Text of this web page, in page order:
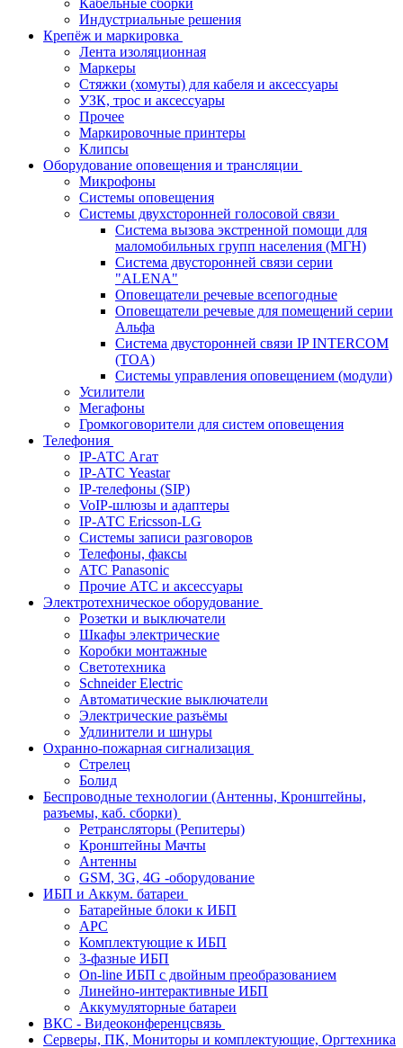
Кабельные сборки
Индустриальные решения
Крепёж и маркировка
Лента изоляционная
Маркеры
Стяжки (хомуты) для кабеля и аксессуары
УЗК, трос и аксессуары
Прочее
Маркировочные принтеры
Клипсы
Оборудование оповещения и трансляции
Микрофоны
Системы оповещения
Системы двухсторонней голосовой связи
Система вызова экстренной помощи для
маломобильных групп населения (МГН)
Система двусторонней связи серии
"ALENA"
Оповещатели речевые всепогодные
Оповещатели речевые для помещений серии
Альфа
Система двусторонней связи IP INTERCOM
(TOA)
Системы управления оповещением (модули)
Усилители
Мегафоны
Громкоговорители для систем оповещения
Телефония
IP-АТС Агат
IP-АТС Yeastar
IP-телефоны (SIP)
VoIP-шлюзы и адаптеры
IP-АТС Ericsson-LG
Системы записи разговоров
Телефоны, факсы
АТС Panasonic
Прочие АТС и аксессуары
Электротехническое оборудование
Розетки и выключатели
Шкафы электрические
Коробки монтажные
Светотехника
Schneider Electric
Автоматические выключатели
Электрические разъёмы
Удлинители и шнуры
Охранно-пожарная сигнализация
Стрелец
Болид
Беспроводные технологии (Антенны, Кронштейны,
разъемы, каб. сборки)
Ретрансляторы (Репитеры)
Кронштейны Мачты
Антенны
GSM, 3G, 4G -оборудование
ИБП и Аккум. батареи
Батарейные блоки к ИБП
APC
Комплектующие к ИБП
3-фазные ИБП
On-line ИБП с двойным преобразованием
Линейно-интерактивные ИБП
Аккумуляторные батареи
ВКС - Видеоконференцсвязь
Серверы, ПК, Мониторы и комплектующие, Оргтехника